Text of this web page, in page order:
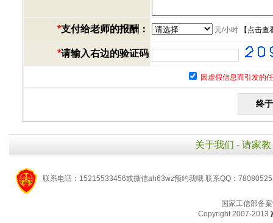
*支付给老师的报酬： 元/小时【 点击查
*请输入右边的验证码
因虚假信息而引发的
关于我们 - 请家教
联系电话：15215533456或微信ah63wz预约我哦 联系QQ：
国家工信部备
Copyright 2007-2013